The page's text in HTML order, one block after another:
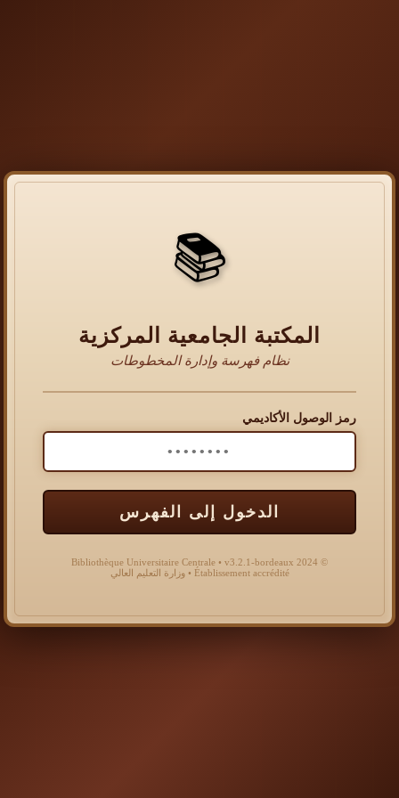
📚
المكتبة الجامعية المركزية
نظام فهرسة وإدارة المخطوطات
رمز الوصول الأكاديمي
الدخول إلى الفهرس
© 2024 Bibliothèque Universitaire Centrale • v3.2.1-bordeaux
Établissement accrédité • وزارة التعليم العالي